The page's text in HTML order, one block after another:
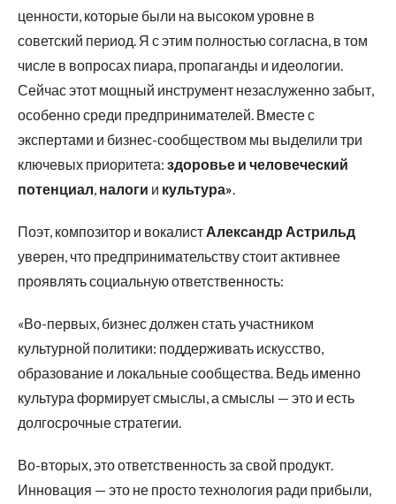
ценности, которые были на высоком уровне в
советский период. Я с этим полностью согласна, в том
числе в вопросах пиара, пропаганды и идеологии.
Сейчас этот мощный инструмент незаслуженно забыт,
особенно среди предпринимателей. Вместе с
экспертами и бизнес-сообществом мы выделили три
ключевых приоритета: здоровье и человеческий
потенциал, налоги и культура».
Поэт, композитор и вокалист Александр Астрильд
уверен, что предпринимательству стоит активнее
проявлять социальную ответственность:
«Во-первых, бизнес должен стать участником
культурной политики: поддерживать искусство,
образование и локальные сообщества. Ведь именно
культура формирует смыслы, а смыслы — это и есть
долгосрочные стратегии.
Во-вторых, это ответственность за свой продукт.
Инновация — это не просто технология ради прибыли,